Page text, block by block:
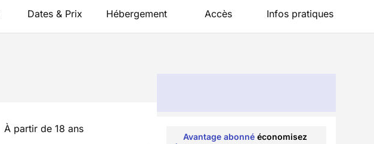
Dates & Prix Hébergement Accès Infos pratiques
À partir de 18 ans
Avantage abonné économisez